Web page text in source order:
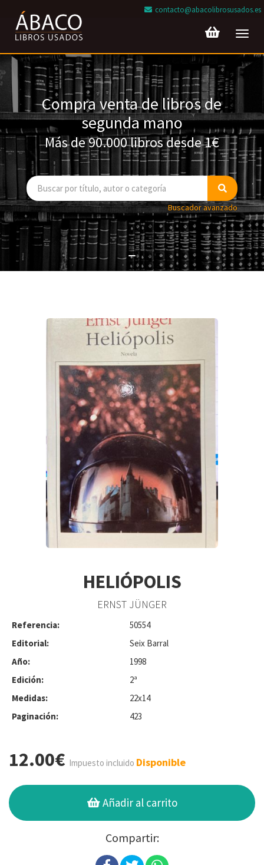
contacto@abacolibrosusados.es
Compra venta de libros de
segunda mano
Más de 90.000 libros desde 1€
Buscador avanzado
HELIÓPOLIS
ERNST JÜNGER
Referencia:
50554
Editorial:
Seix Barral
Año:
1998
Edición:
2ª
Medidas:
22x14
Paginación:
423
12.00€ Impuesto incluido Disponible
Añadir al carrito
Compartir: